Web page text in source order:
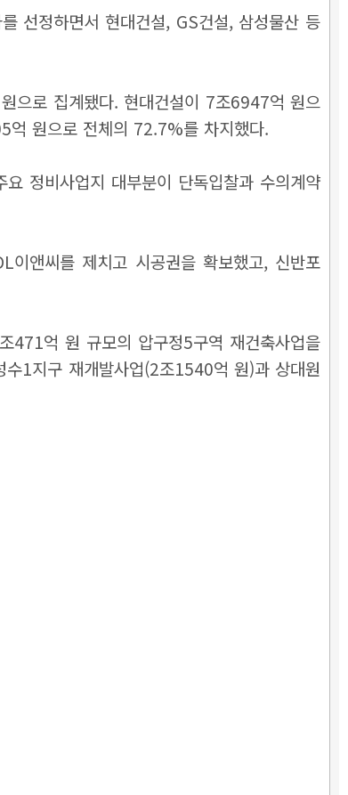
선정하면서 현대건설, GS건설, 삼성물산 등
으로 집계됐다. 현대건설이 7조6947억 원으
원으로 전체의 72.7%를 차지했다.
정비사업지 대부분이 단독입찰과 수의계약
이앤씨를 제치고 시공권을 확보했고, 신반포
471억 원 규모의 압구정5구역 재건축사업을
1지구 재개발사업(2조1540억 원)과 상대원